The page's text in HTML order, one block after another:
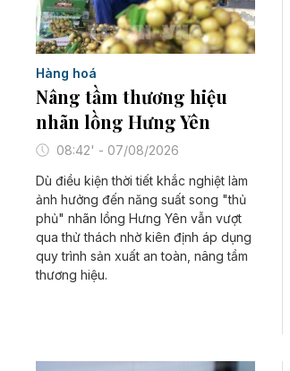
Hàng hoá
Nâng tầm thương hiệu
nhãn lồng Hưng Yên
08:42' - 07/08/2026
Dù điều kiện thời tiết khắc nghiệt làm
ảnh hưởng đến năng suất song "thủ
phủ" nhãn lồng Hưng Yên vẫn vượt
qua thử thách nhờ kiên định áp dụng
quy trình sản xuất an toàn, nâng tầm
thương hiệu.